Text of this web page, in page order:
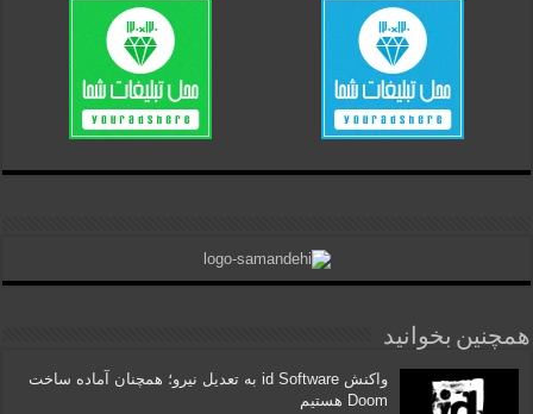
همچنین بخوانید
واکنش id Software به تعدیل نیرو؛ همچنان آماده ساخت
Doom هستیم